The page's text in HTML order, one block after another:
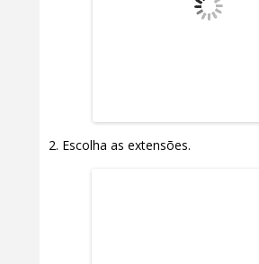
Escolha as extensões.